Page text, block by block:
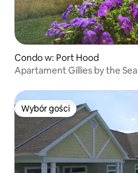
Condo w: Port Hood
Apartament Gillies by the Sea
Wybór gości
Wybór gości